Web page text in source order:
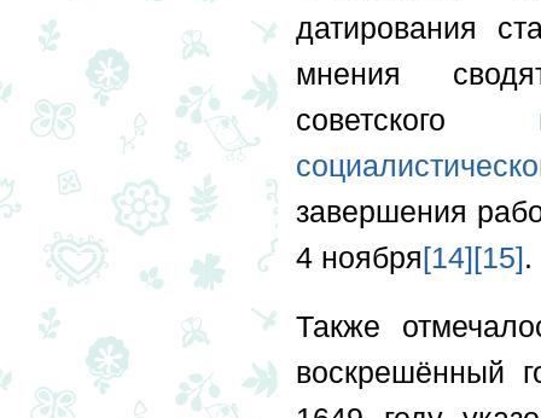
датирования
мнения
советского
завершения
4 ноября[14][15].
Также
воскрешённый